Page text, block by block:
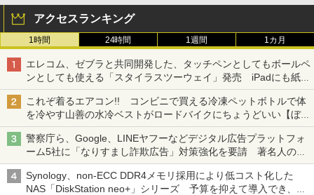
アクセスランキング
1時間 24時間 1週間 1カ月
エレコム、ゼブラと共同開発した、タッチペンとしてもボールペ
ンとしても使える「スタイラスツーウェイ」発売 iPadにも紙に
も、持ち替えずに書き込める
これぞ着るエアコン!! コンビニで買える冷凍ペットボトルで体
を冷やす山善の水冷ベストがロードバイクにちょうどいい【ぼっ
ち・ざ・ろーど！その14】【空いた時間でなにしてる？】
警察庁ら、Google、LINEヤフーなどデジタル広告プラットフォ
ーム5社に「なりすまし詐欺広告」対策強化を要請 著名人の写
真や映像を使った投資詐欺などへの対策として
Synology、non-ECC DDR4メモリ採用により低コスト化した
NAS「DiskStation neo+」シリーズ 予算を抑えて導入でき、